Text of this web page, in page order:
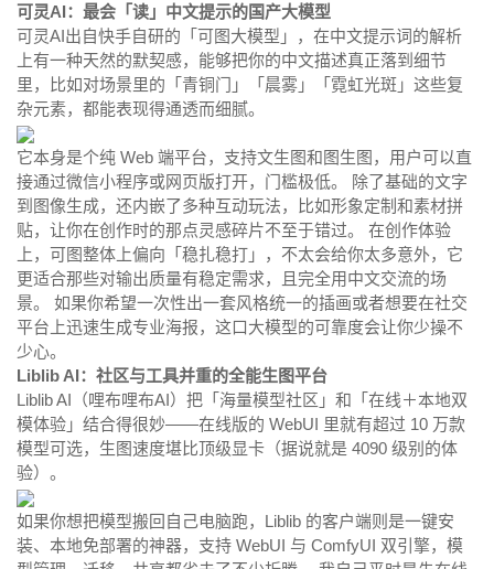
可灵AI：最会「读」中文提示的国产大模型
可灵AI出自快手自研的「可图大模型」，在中文提示词的解析
上有一种天然的默契感，能够把你的中文描述真正落到细节
里，比如对场景里的「青铜门」「晨雾」「霓虹光斑」这些复
杂元素，都能表现得通透而细腻。
它本身是个纯 Web 端平台，支持文生图和图生图，用户可以直
接通过微信小程序或网页版打开，门槛极低。 除了基础的文字
到图像生成，还内嵌了多种互动玩法，比如形象定制和素材拼
贴，让你在创作时的那点灵感碎片不至于错过。 在创作体验
上，可图整体上偏向「稳扎稳打」，不太会给你太多意外，它
更适合那些对输出质量有稳定需求，且完全用中文交流的场
景。 如果你希望一次性出一套风格统一的插画或者想要在社交
平台上迅速生成专业海报，这口大模型的可靠度会让你少操不
少心。
Liblib AI：社区与工具并重的全能生图平台
Liblib AI（哩布哩布AI）把「海量模型社区」和「在线＋本地双
模体验」结合得很妙——在线版的 WebUI 里就有超过 10 万款
模型可选，生图速度堪比顶级显卡（据说就是 4090 级别的体
验）。
如果你想把模型搬回自己电脑跑，Liblib 的客户端则是一键安
装、本地免部署的神器，支持 WebUI 与 ComfyUI 双引擎，模